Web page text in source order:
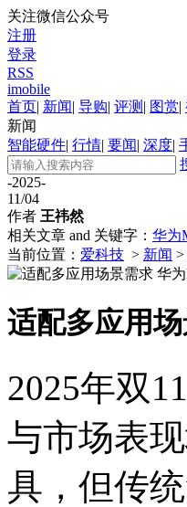
关注微信公众号
注册
登录
RSS
imobile
首页| 新闻| 导购| 评测 | 图赏|
新闻
智能硬件| 行情| 要闻| 深度|
-2025-
11/04
作者 王祎然
相关文章 and 关键字： 华为
当前位置： 爱科技 > 新闻 >
适配多应用
2025年双
与市场表
具，但传